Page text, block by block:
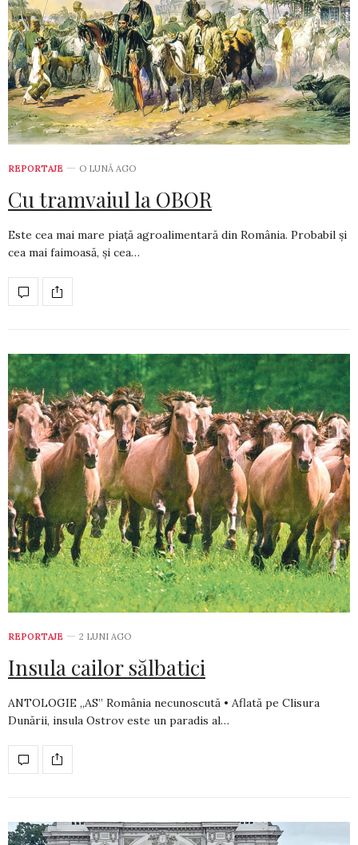
REPORTAJE O LUNĂ AGO
Cu tramvaiul la OBOR
Este cea mai mare piață agroalimentară din România. Probabil și
cea mai faimoasă, și cea…
REPORTAJE 2 LUNI AGO
Insula cailor sălbatici
ANTOLOGIE „AS” România necunoscută • Aflată pe Clisura
Dunării, insula Ostrov este un paradis al…